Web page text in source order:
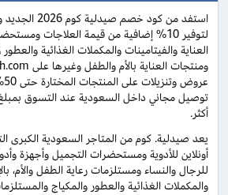
استفد من كود
لتوفير 10% إضافية من قيمة العلاجات
العناية والفيتامينات والمكملات الغذائية
أكثر.
يعد صيدلية. كوم من المتاجر السعودية الكبرى
أونلاين للأدوية ومستحضرات التجميل وأجهزة
للرجال والنساء ومستلزمات رعاية الطفل والأم،
والمكملات الغذائية والعطور والمكياج